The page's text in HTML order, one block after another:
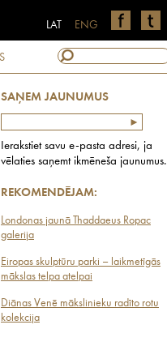
ENG
LAT
SAŅEM JAUNUMUS
Ierakstiet savu e-pasta adresi, ja
vēlaties saņemt ikmēneša jaunumus.
REKOMENDĒJAM:
Londonas jaunā Thaddaeus Ropac
galerija
Eiropas skulptūru parki – laikmetīgās
mākslas telpa atelpai
Diānas Venē mākslinieku radīto rotu
kolekcija